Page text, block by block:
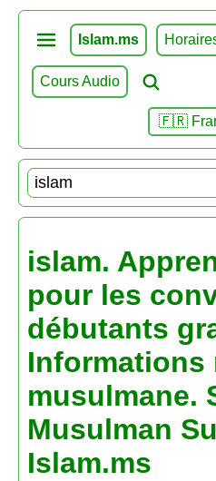
Islam.ms
Cours Audio
🇫🇷
islam.
pour les
débutants
Informations
musulmane.
Musulman
Islam.ms